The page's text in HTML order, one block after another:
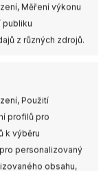
Měření výkonu
publiku
z různých zdrojů.
Použití
profilů pro
k výběru
personalizovaný
obsahu,